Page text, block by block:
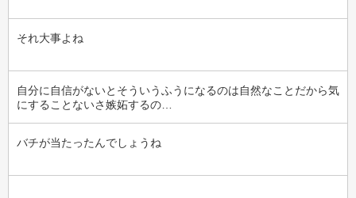
それ大事よね
自分に自信がないとそういうふうになるのは自然なことだから気
にすることないさ嫉妬するの…
バチが当たったんでしょうね